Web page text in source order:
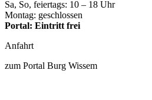
Sa, So, feiertags: 10 – 18 Uhr
Montag: geschlossen
Portal: Eintritt frei
Anfahrt
zum Portal Burg Wissem